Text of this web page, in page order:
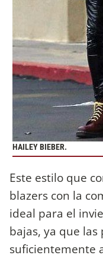
HAILEY BIEBER.
Este estilo que
blazers con la
ideal para el
bajas, ya que
suficientemente